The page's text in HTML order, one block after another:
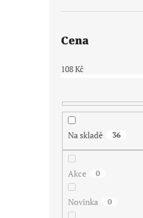
Cena
108Kč
Na skladě 36
Akce 0
Novinka 0